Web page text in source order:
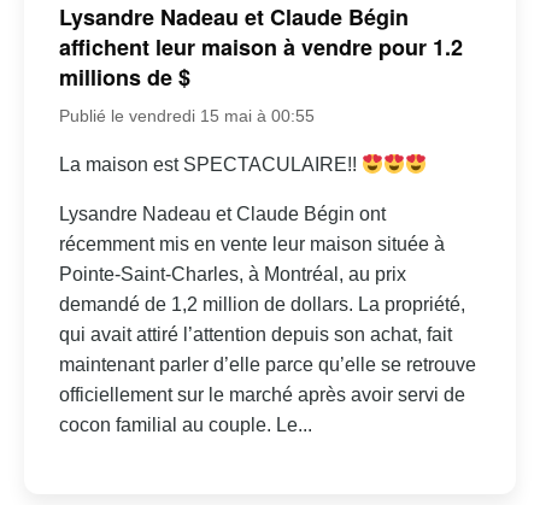
Lysandre Nadeau et Claude Bégin
affichent leur maison à vendre pour 1.2
millions de $
Publié le vendredi 15 mai à 00:55
La maison est SPECTACULAIRE!!
Lysandre Nadeau et Claude Bégin ont
récemment mis en vente leur maison située à
Pointe-Saint-Charles, à Montréal, au prix
demandé de 1,2 million de dollars. La propriété,
qui avait attiré l’attention depuis son achat, fait
maintenant parler d’elle parce qu’elle se retrouve
officiellement sur le marché après avoir servi de
cocon familial au couple. Le...